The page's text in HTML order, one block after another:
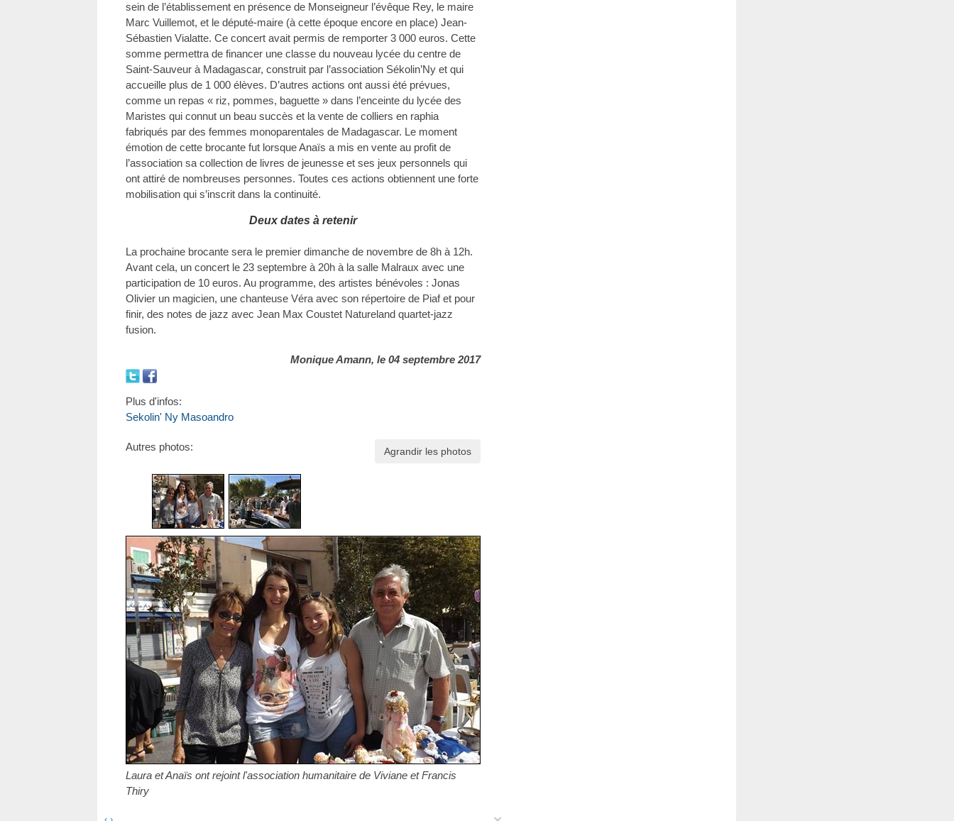
sein de l’établissement en présence de Monseigneur l’évêque Rey, le maire
Marc Vuillemot, et le député-maire (à cette époque encore en place) Jean-
Sébastien Vialatte. Ce concert avait permis de remporter 3 000 euros. Cette
somme permettra de financer une classe du nouveau lycée du centre de
Saint-Sauveur à Madagascar, construit par l’association Sékolin’Ny et qui
accueille plus de 1 000 élèves. D’autres actions ont aussi été prévues,
comme un repas « riz, pommes, baguette » dans l’enceinte du lycée des
Maristes qui connut un beau succès et la vente de colliers en raphia
fabriqués par des femmes monoparentales de Madagascar. Le moment
émotion de cette brocante fut lorsque Anaïs a mis en vente au profit de
l’association sa collection de livres de jeunesse et ses jeux personnels qui
ont attiré de nombreuses personnes. Toutes ces actions obtiennent une forte
mobilisation qui s’inscrit dans la continuité.
Deux dates à retenir
La prochaine brocante sera le premier dimanche de novembre de 8h à 12h.
Avant cela, un concert le 23 septembre à 20h à la salle Malraux avec une
participation de 10 euros. Au programme, des artistes bénévoles : Jonas
Olivier un magicien, une chanteuse Véra avec son répertoire de Piaf et pour
finir, des notes de jazz avec Jean Max Coustet Natureland quartet-jazz
fusion.
Monique Amann, le 04 septembre 2017
Plus d'infos:
Sekolin' Ny Masoandro
Agrandir les photos
Autres photos:
Laura et Anaïs ont rejoint l'association humanitaire de Viviane et Francis
Thiry